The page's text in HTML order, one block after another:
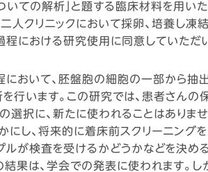
ての解析」と題する臨床材料を用い
クリニックにおいて採卵、培養し凍
における研究使用に同意していただ
において、胚盤胞の細胞の一部から抽
行います。この研究では、患者さんの
択に、新たに使われることはありま
し、将来的に着床前スクリーニング
ルが検査を受けるかどうかなどを決め
果は、学会での発表に使われます。し